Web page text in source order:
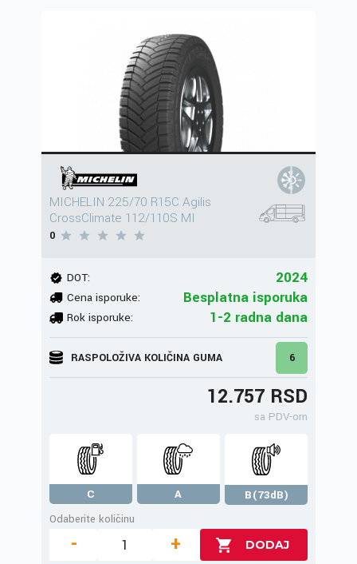
MICHELIN 225/70 R15C Agilis
CrossClimate 112/110S MI
0
DOT: 2024
Cena isporuke: Besplatna isporuka
Rok isporuke: 1-2 radna dana
RASPOLOŽIVA KOLIČINA GUMA 6
12.757 RSD
sa PDV-om
C A
B(73dB)
Odaberite količinu
- +